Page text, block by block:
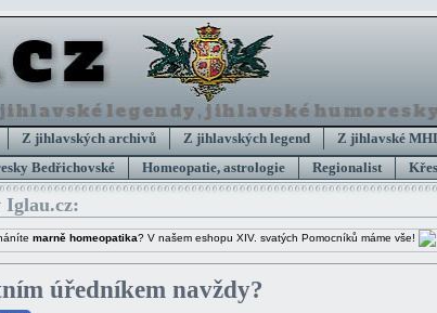
Z jihlavských archivů Z jihlavských legend Z jihlavské
Bedřichovské Homeopatie, astrologie Regionalist
Iglau.cz:
marně homeopatika? V našem eshopu XIV. svatých Pomocníků máme vše!
úředníkem navždy?